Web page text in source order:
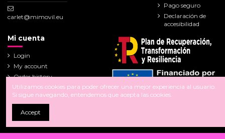
carlet@mimovil.eu
Pago seguro
Declaración de
accesibilidad
Mi cuenta
Login
My account
Order history
Addresses
Utilizamos cookies para poder ofrecer una mejor experiencia al usuario.
Si sigue navegando, entendemos que acepta las cookies.
Accept